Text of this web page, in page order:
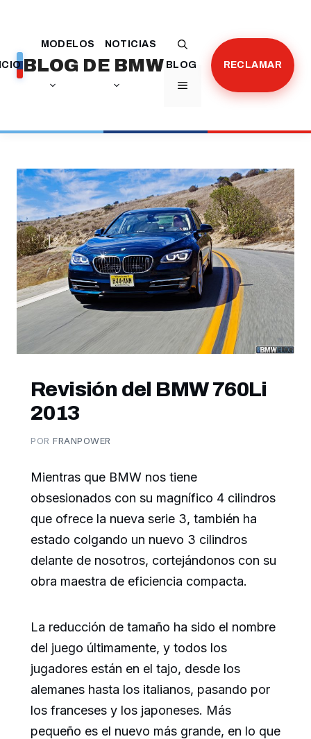
contenido
BLOG DE BMW
MENÚ
MODELOS
NOTICIAS
BLOG
RECLAMAR
Revisión del BMW 760Li
2013
PORFRANPOWER
Mientras que BMW nos tiene
obsesionados con su magnífico 4 cilindros
que ofrece la nueva serie 3, también ha
estado colgando un nuevo 3 cilindros
delante de nosotros, cortejándonos con su
obra maestra de eficiencia compacta.
La reducción de tamaño ha sido el nombre
del juego últimamente, y todos los
jugadores están en el tajo, desde los
alemanes hasta los italianos, pasando por
los franceses y los japoneses. Más
pequeño es el nuevo más grande, en lo que